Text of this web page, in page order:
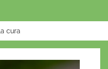
La cura